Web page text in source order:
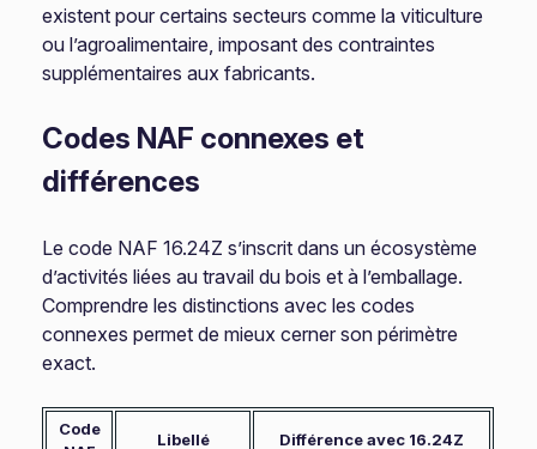
existent pour certains secteurs comme la viticulture
ou l’agroalimentaire, imposant des contraintes
supplémentaires aux fabricants.
Codes NAF connexes et
différences
Le code NAF 16.24Z s’inscrit dans un écosystème
d’activités liées au travail du bois et à l’emballage.
Comprendre les distinctions avec les codes
connexes permet de mieux cerner son périmètre
exact.
Code
Libellé Différence avec 16.24Z